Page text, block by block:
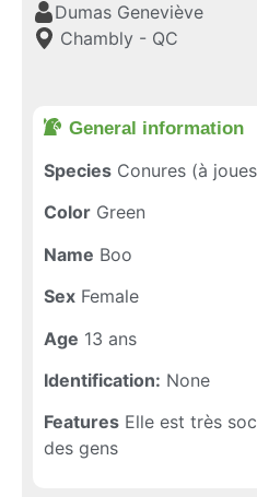
Dumas Geneviève
Chambly - QC
General information​
Species Conures (à
Color Green
Name Boo
Sex Female
Age 13 ans
Identification: None
Features Elle est très
des gens